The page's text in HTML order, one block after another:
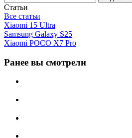
Статьи
Все статьи
Xiaomi 15 Ultra
Samsung Galaxy S25
Xiaomi POCO X7 Pro
Ранее вы смотрели